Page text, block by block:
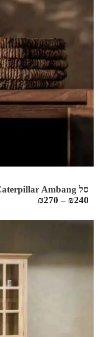
סל Caterpillar Ambang
₪240
–
₪270